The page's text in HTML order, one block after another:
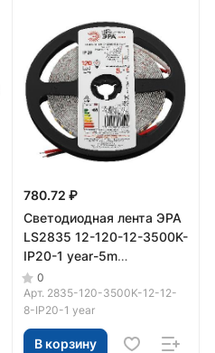
780.72 ₽
Светодиодная лента ЭРА
LS2835 12-120-12-3500K-
IP20-1 year-5m
нейтральный белый свет
0
Арт. 2835-120-3500K-12-12-
8-IP20-1 year
В корзину